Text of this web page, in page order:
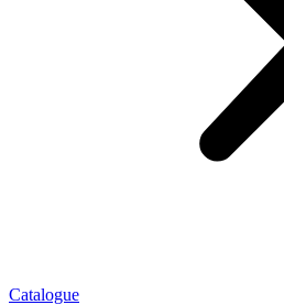
Catalogue